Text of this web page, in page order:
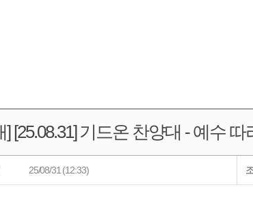
[25.08.31] 기드온 찬양대 - 예수 따
25/08/31 (12:33)